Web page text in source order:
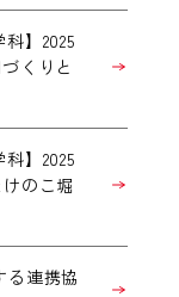
】2025
くりと
】2025
のこ堀
連携協